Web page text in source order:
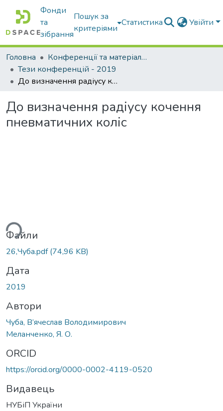
Фонди
та
зібрання
Пошук за
критеріями
Статистика Увійти
Головна
Конференції та матеріали конференцій
Тези конференцій - 2019
До визначення радіусу кочення пневматичних коліс
До визначення радіусу кочення
пневматичних коліс
Файли
26,Чуба.pdf(74,96 KB)
Дата
2019
Автори
Чуба, В’ячеслав Володимирович
Меланченко, Я. О.
ORCID
https://orcid.org/0000-0002-4119-0520
Видавець
НУБіП України